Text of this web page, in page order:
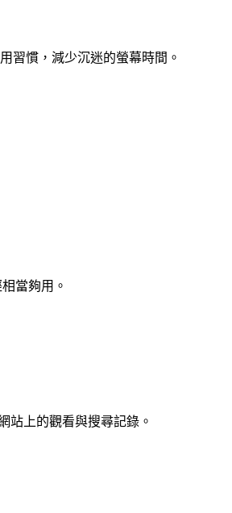
習慣，減少沉迷的螢幕時間。
當夠用。
站上的觀看與搜尋記錄。